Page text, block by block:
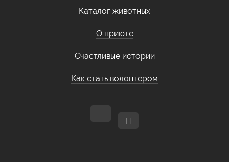
Каталог животных
О приюте
Счастливые истории
Как стать волонтером